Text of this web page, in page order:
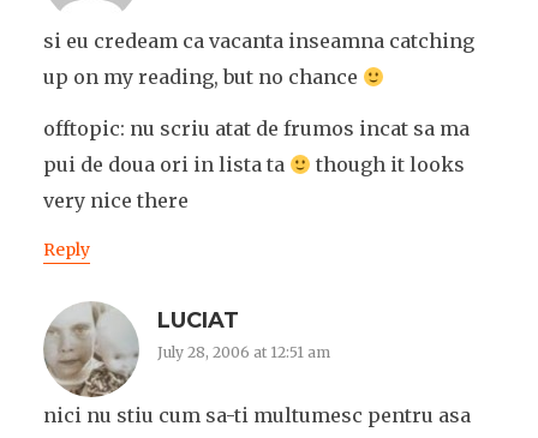
si eu credeam ca vacanta inseamna catching
up on my reading, but no chance
offtopic: nu scriu atat de frumos incat sa ma
pui de doua ori in lista ta
though it looks
very nice there
Reply
LUCIAT
July 28, 2006 at 12:51 am
nici nu stiu cum sa-ti multumesc pentru asa